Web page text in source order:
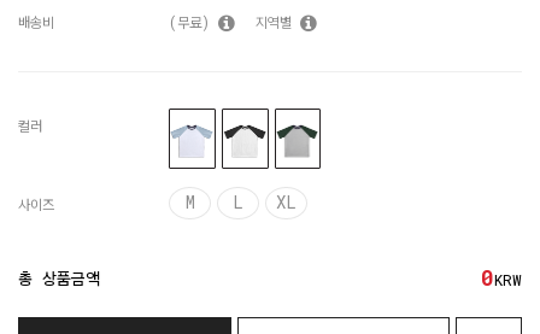
배송비 (무료) 지역별
컬러
사이즈 M L XL
총 상품금액 0KRW